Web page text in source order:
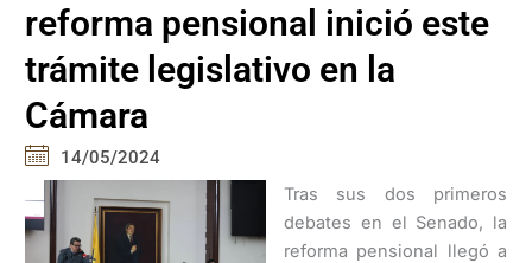
reforma pensional inició este
trámite legislativo en la
Cámara
14/05/2024
Tras sus dos primeros
debates en el Senado, la
reforma pensional llegó a